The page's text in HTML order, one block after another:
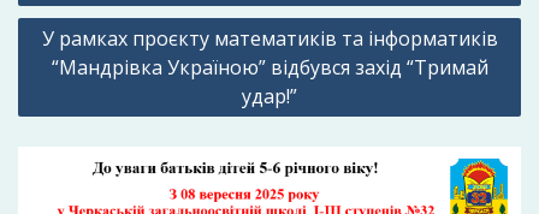
У рамках проєкту математиків та інформатиків
“Мандрівка Україною” відбувся захід “Тримай
удар!”